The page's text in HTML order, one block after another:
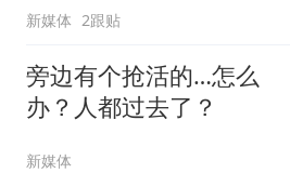
新媒体 2跟贴
旁边有个抢活的…怎么
办？人都过去了？
新媒体